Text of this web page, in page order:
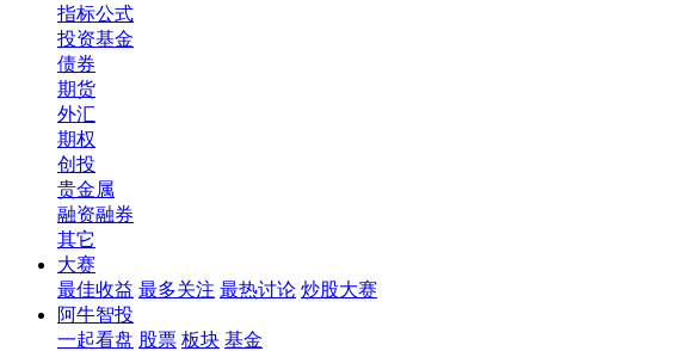
指标公式
投资基金
债券
期货
外汇
期权
创投
贵金属
融资融券
其它
大赛
最佳收益 最多关注 最热讨论 炒股大赛
阿牛智投
一起看盘 股票 板块 基金